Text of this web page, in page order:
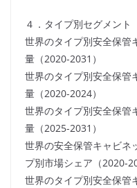
４．タイプ別セグメント
世界のタイプ別安全保管
量（2020-2031）
世界のタイプ別安全保管
量（2020-2024）
世界のタイプ別安全保管
量（2025-2031）
世界の安全保管キャビネ
プ別市場シェア（2020-
世界のタイプ別安全保管